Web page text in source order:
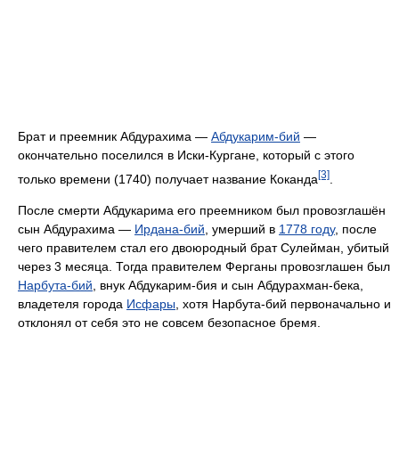
Брат и преемник Абдурахима — Абдукарим-бий —
окончательно поселился в Иски-Кургане, который с этого
только времени (1740) получает название Коканда[3]
После смерти Абдукарима его преемником был провозглашён
сын Абдурахима — Ирдана-бий, умерший в 1778 году, после
чего правителем стал его двоюродный брат Сулейман, убитый
через 3 месяца. Тогда правителем Ферганы провозглашен был
Нарбута-бий, внук Абдукарим-бия и сын Абдурахман-бека,
владетеля города Исфары, хотя Нарбута-бий первоначально и
отклонял от себя это не совсем безопасное бремя.